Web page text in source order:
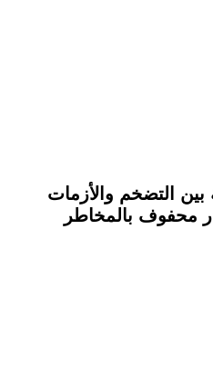
بين التضخم والأزمات
محفوف بالمخاطر